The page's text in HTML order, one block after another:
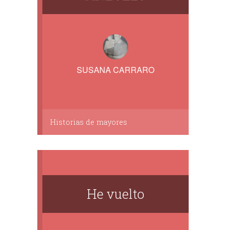
SUSANA CARRARO
Historias de mayores
He vuelto